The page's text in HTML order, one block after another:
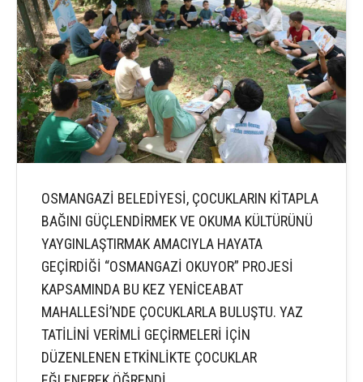
OSMANGAZİ BELEDİYESİ, ÇOCUKLARIN KİTAPLA
BAĞINI GÜÇLENDİRMEK VE OKUMA KÜLTÜRÜNÜ
YAYGINLAŞTIRMAK AMACIYLA HAYATA
GEÇİRDİĞİ “OSMANGAZİ OKUYOR” PROJESİ
KAPSAMINDA BU KEZ YENİCEABAT
MAHALLESİ’NDE ÇOCUKLARLA BULUŞTU. YAZ
TATİLİNİ VERİMLİ GEÇİRMELERİ İÇİN
DÜZENLENEN ETKİNLİKTE ÇOCUKLAR